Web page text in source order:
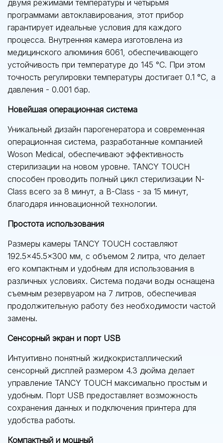
двумя режимами температуры и четырьмя
программами автоклавирования, этот прибор
гарантирует идеальные условия для каждого
процесса. Внутренняя камера изготовлена из
медицинского алюминия 6061, обеспечивающего
устойчивость при температуре до 145 °C. При этом
точность регулировки температуры достигает 0.1 °C, а
давления - 0.001 бар.
Новейшая операционная система
Уникальный дизайн парогенератора и современная
операционная система, разработанные компанией
Woson Medical, обеспечивают эффективность
стерилизации на новом уровне. TANCY TOUCH
способен проводить полный цикл стерилизации N-
Class всего за 8 минут, а B-Class - за 15 минут,
благодаря инновационной технологии.
Простота использования
Размеры камеры TANCY TOUCH составляют
192.5×45.5×300 мм, с объемом 2 литра, что делает
его компактным и удобным для использования в
различных условиях. Система подачи воды оснащена
съемным резервуаром на 7 литров, обеспечивая
продолжительную работу без необходимости частой
замены.
Сенсорный экран и порт USB
Интуитивно понятный жидкокристаллический
сенсорный дисплей размером 4.3 дюйма делает
управление TANCY TOUCH максимально простым и
удобным. Порт USB предоставляет возможность
сохранения данных и подключения принтера для
удобства работы.
Компактный и мощный